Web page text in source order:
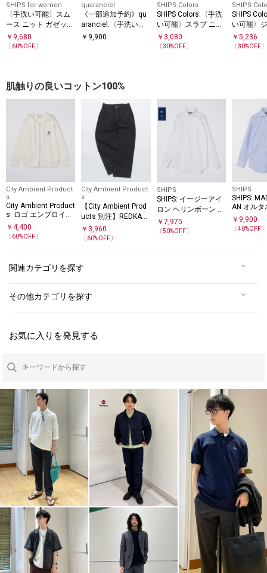
SHIPS for women
〈手洗い可能〉スム
ース ニット ガゼット
プルオーバー
￥ 9,680
〔60%OFF〕
quaranciel
《一部追加予約》qu
aranciel:〈手洗い可
能〉ノーカラー ダブ
￥ 9,900
SHIPS Colors
SHIPS Colors:〈手洗
い可能〉スラブ ニッ
ト タンクトップ◇
￥ 3,080
〔30%OFF〕
SHIPS
SHIPS
い可能〉
モール カ
￥5,236
〔30%OFF〕
肌触りの良いコットン100%
City Ambient Product
s
City Ambient Product
s: ロゴ エンブロイダ
リー ジップ パーカー
￥ 4,400
〔60%OFF〕
City Ambient Product
s
【City Ambient Prod
ucts 別注】REDKAP:
ストレートデニム
￥ 3,960
〔60%OFF〕
SHIPS
SHIPS: イージーアイ
ロン ヘリンボーン ホ
リゾンタルカラー シ
ャツ
￥ 7,975
〔50%OFF〕
SHIPS
SHIPS:
AN オルタ
トライプ
ー シャツ
￥ 9,900
〔40%OFF〕
関連カテゴリを探す
その他カテゴリを探す
お気に入りを発見する